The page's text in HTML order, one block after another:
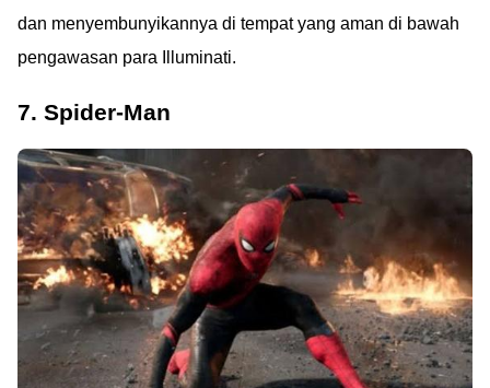
dan menyembunyikannya di tempat yang aman di bawah
pengawasan para Illuminati.
7. Spider-Man